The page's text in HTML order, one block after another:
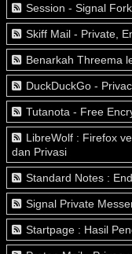
Session - Signal
Skiff Mail - Private,
Benarkah Threema
DuckDuckGo -
Tutanota - Free
LibreWolf : Firefox
dan Privasi
Standard Notes :
Signal Private
Startpage : Hasil